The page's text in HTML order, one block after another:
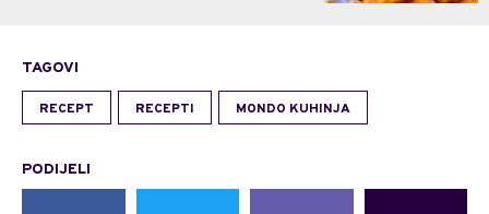
TAGOVI
RECEPT RECEPTI MONDO KUHINJA
PODIJELI